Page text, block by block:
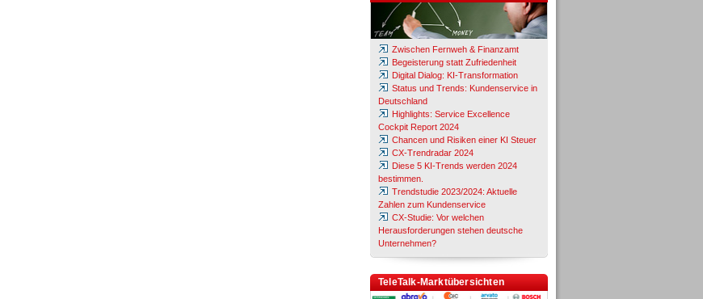
Zwischen Fernweh & Finanzamt
Begeisterung statt Zufriedenheit
Digital Dialog: KI-Transformation
Status und Trends: Kundenservice in
Deutschland
Highlights: Service Excellence
Cockpit Report 2024
Chancen und Risiken einer KI Steuer
CX-Trendradar 2024
Diese 5 KI-Trends werden 2024
bestimmen.
Trendstudie 2023/2024: Aktuelle
Zahlen zum Kundenservice
CX-Studie: Vor welchen
Herausforderungen stehen deutsche
Unternehmen?
TeleTalk-Marktübersichten